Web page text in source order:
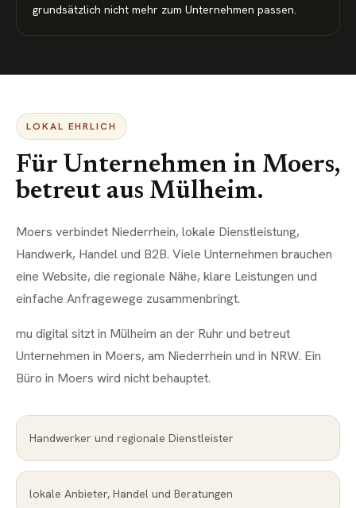
grundsätzlich nicht mehr zum Unternehmen passen.
LOKAL EHRLICH
Für Unternehmen in Moers,
betreut aus Mülheim.
Moers verbindet Niederrhein, lokale Dienstleistung,
Handwerk, Handel und B2B. Viele Unternehmen brauchen
eine Website, die regionale Nähe, klare Leistungen und
einfache Anfragewege zusammenbringt.
mu digital sitzt in Mülheim an der Ruhr und betreut
Unternehmen in Moers, am Niederrhein und in NRW. Ein
Büro in Moers wird nicht behauptet.
Handwerker und regionale Dienstleister
lokale Anbieter, Handel und Beratungen